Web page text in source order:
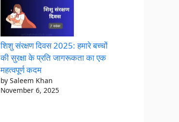
शिशु संरक्षण दिवस 2025: हमारे बच्चों
की सुरक्षा के प्रति जागरूकता का एक
महत्वपूर्ण कदम
by Saleem Khan
November 6, 2025